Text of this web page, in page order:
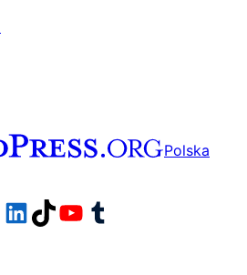
Polska
Facebooka
nasze konto na Instagramie
Odwiedź nasze konto na LinkedIn
Odwiedź naszego TikToka
Odwiedź nasz kanał YouTube
Odwiedź naszego Tumblra